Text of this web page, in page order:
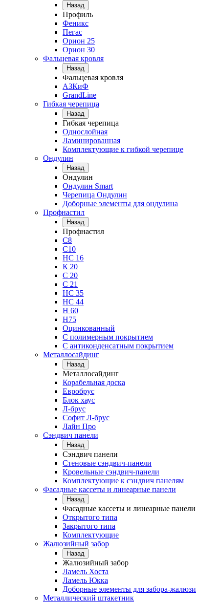
Назад
Профиль
Феникс
Пегас
Орион 25
Орион 30
Фальцевая кровля
Назад
Фальцевая кровля
АЗКиФ
GrandLine
Гибкая черепица
Назад
Гибкая черепица
Однослойная
Ламинированная
Комплектующие к гибкой черепице
Ондулин
Назад
Ондулин
Ондулин Smart
Черепица Ондулин
Доборные элементы для ондулина
Профнастил
Назад
Профнастил
С8
С10
НС 16
К 20
С 20
С 21
НС 35
НС 44
Н 60
Н75
Оцинкованный
С полимерным покрытием
С антиконденсатным покрытием
Металлосайдинг
Назад
Металлосайдинг
Корабельная доска
Евробрус
Блок хаус
Л-брус
Софит Л-брус
Лайн Про
Сэндвич панели
Назад
Сэндвич панели
Стеновые сэндвич-панели
Кровельные сэндвич-панели
Комплектующие к сэндвич панелям
Фасадные кассеты и линеарные панели
Назад
Фасадные кассеты и линеарные панели
Открытого типа
Закрытого типа
Комплектующие
Жалюзийный забор
Назад
Жалюзийный забор
Ламель Хоста
Ламель Юкка
Доборные элементы для забора-жалюзи
Металлический штакетник